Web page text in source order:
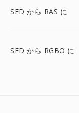
SFD から RAS に
SFD から RGBO に